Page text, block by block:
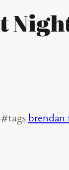
#tags brendan